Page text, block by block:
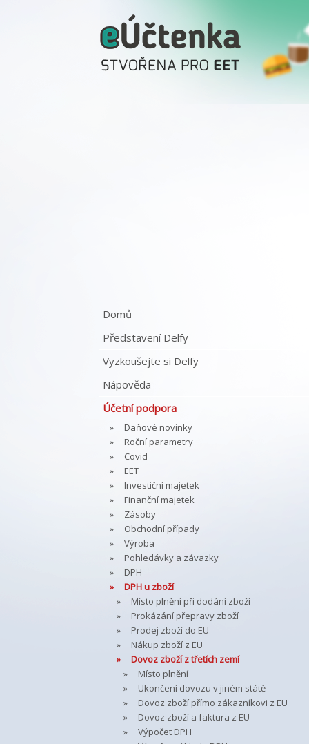
Domů
Představení Delfy
Vyzkoušejte si Delfy
Nápověda
Účetní podpora
Daňové novinky
Roční parametry
Covid
EET
Investiční majetek
Finanční majetek
Zásoby
Obchodní případy
Výroba
Pohledávky a závazky
DPH
DPH u zboží
Místo plnění při dodání zboží
Prokázání přepravy zboží
Prodej zboží do EU
Nákup zboží z EU
Dovoz zboží z třetích zemí
Místo plnění
Ukončení dovozu v jiném státě
Dovoz zboží přímo zákazníkovi z EU
Dovoz zboží a faktura z EU
Výpočet DPH